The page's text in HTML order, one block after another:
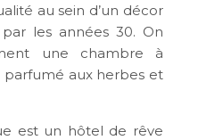
au sein d’un décor
les années 30. On
une chambre à
parfumé aux herbes et
est un hôtel de rêve